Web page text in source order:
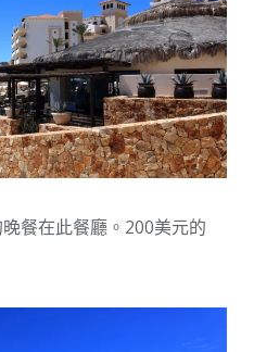
餐在此餐廳。200美元的